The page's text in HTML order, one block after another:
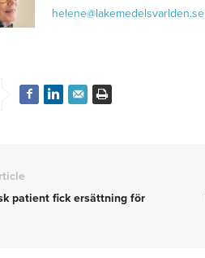
helene@lakemedelsvarlden.se
patient fick ersättning för